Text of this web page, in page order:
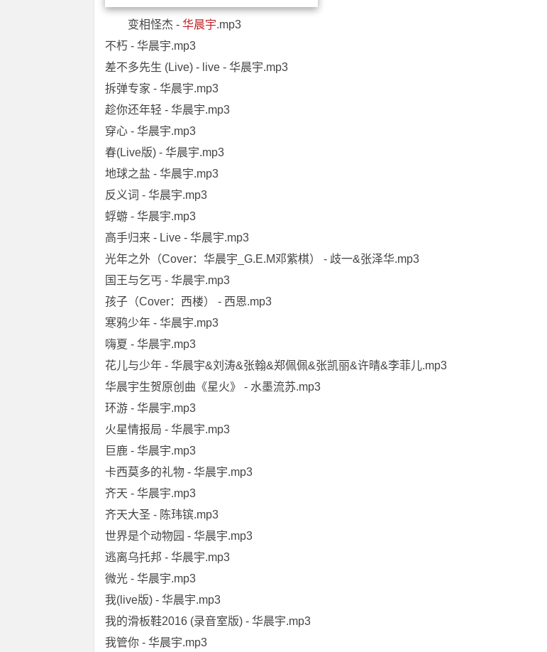
变相怪杰 - 华晨宇.mp3
不朽 - 华晨宇.mp3
差不多先生 (Live) - live - 华晨宇.mp3
拆弹专家 - 华晨宇.mp3
趁你还年轻 - 华晨宇.mp3
穿心 - 华晨宇.mp3
春(Live版) - 华晨宇.mp3
地球之盐 - 华晨宇.mp3
反义词 - 华晨宇.mp3
蜉蝣 - 华晨宇.mp3
高手归来 - Live - 华晨宇.mp3
光年之外（Cover：华晨宇_G.E.M邓紫棋） - 歧一&张泽华.mp3
国王与乞丐 - 华晨宇.mp3
孩子（Cover：西楼） - 西恩.mp3
寒鸦少年 - 华晨宇.mp3
嗨夏 - 华晨宇.mp3
花儿与少年 - 华晨宇&刘涛&张翰&郑佩佩&张凯丽&许晴&李菲儿.mp3
华晨宇生贺原创曲《星火》 - 水墨流苏.mp3
环游 - 华晨宇.mp3
火星情报局 - 华晨宇.mp3
巨鹿 - 华晨宇.mp3
卡西莫多的礼物 - 华晨宇.mp3
齐天 - 华晨宇.mp3
齐天大圣 - 陈玮镔.mp3
世界是个动物园 - 华晨宇.mp3
逃离乌托邦 - 华晨宇.mp3
微光 - 华晨宇.mp3
我(live版) - 华晨宇.mp3
我的滑板鞋2016 (录音室版) - 华晨宇.mp3
我管你 - 华晨宇.mp3